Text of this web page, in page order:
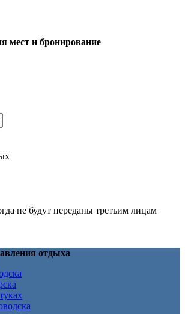
мест и бронирование
не будут переданы третьим лицам
отдыха